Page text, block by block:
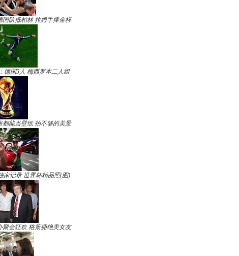
国队抵柏林 拉姆手捧金杯
德国5人 梅西罗本二人组
都能当壁纸 拍不够的美景
家记录 世界杯精品照(图)
聚会狂欢 格策拥绝美女友